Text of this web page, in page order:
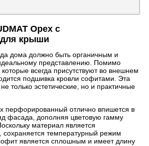
Орех с
крыши
дома должно быть органичным и
представлению. Помимо
всегда присутствуют во внешнем
подшивка кровли софитами. Эта
только эстетические, но и практичные
перфорированный отлично впишется в
фасада, дополняя цветовую гамму
материал является
температурный режим
является сплошным и имеет длину